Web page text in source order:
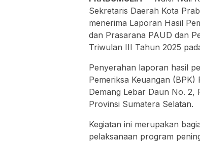
Sekretaris Daerah Kota
menerima Laporan Hasil
dan Prasarana PAUD dan
Triwulan III Tahun 2025
Penyerahan laporan hasil
Pemeriksa Keuangan
Demang Lebar Daun No. 2,
Provinsi Sumatera Selatan.
Kegiatan ini merupakan
pelaksanaan program